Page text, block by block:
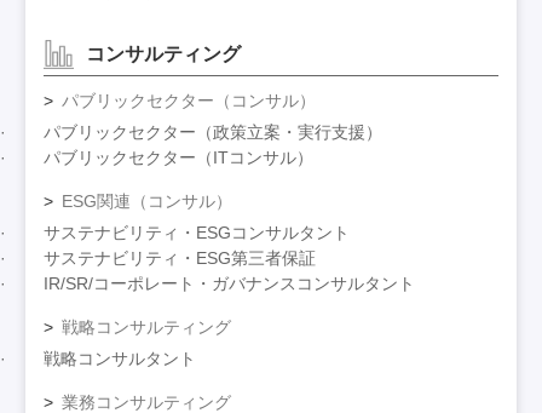
コンサルティング
パブリックセクター（コンサル）
パブリックセクター（政策立案・実行支援）
パブリックセクター（ITコンサル）
ESG関連（コンサル）
サステナビリティ・ESGコンサルタント
サステナビリティ・ESG第三者保証
IR/SR/コーポレート・ガバナンスコンサルタント
戦略コンサルティング
戦略コンサルタント
業務コンサルティング